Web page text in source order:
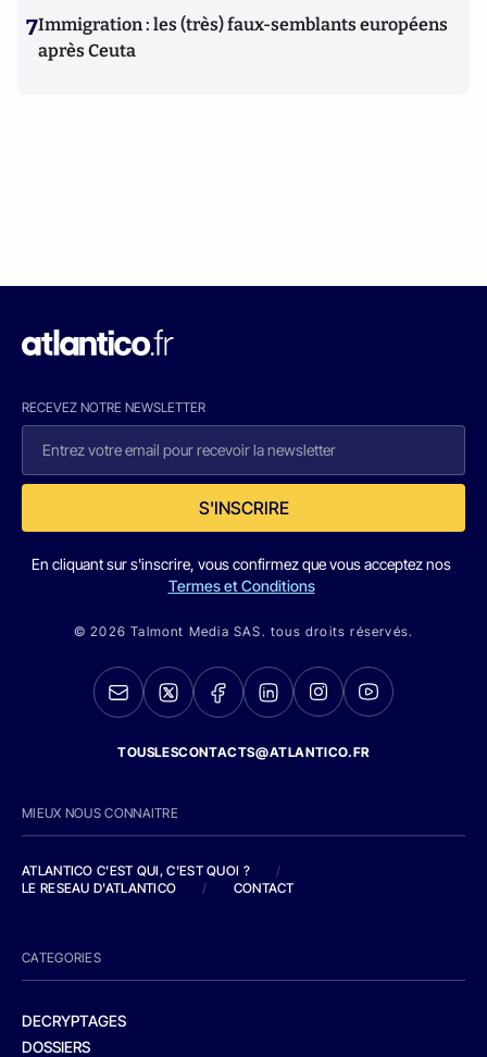
7Immigration : les (très) faux-semblants européens
après Ceuta
RECEVEZ NOTRE NEWSLETTER
S'INSCRIRE
En cliquant sur s'inscrire, vous confirmez que vous acceptez nos
Termes et Conditions
© 2026 Talmont Media SAS. tous droits réservés.
TOUSLESCONTACTS@ATLANTICO.FR
MIEUX NOUS CONNAITRE
ATLANTICO C'EST QUI, C'EST QUOI ?
/
LE RESEAU D'ATLANTICO
/ CONTACT
CATEGORIES
DECRYPTAGES
DOSSIERS